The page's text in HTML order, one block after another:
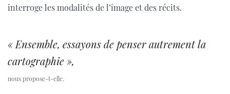
interroge les modalités de l’image et des récits.
« Ensemble, essayons de penser autrement la
cartographie »,
nous propose-t-elle.